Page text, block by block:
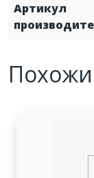
Артикул